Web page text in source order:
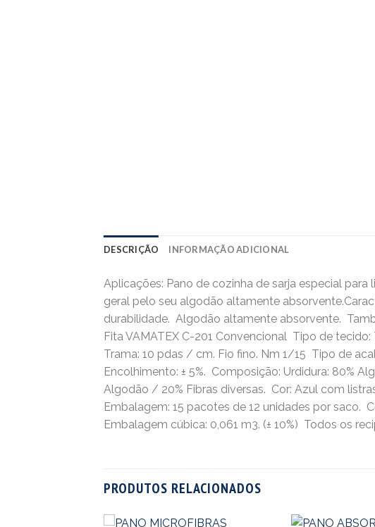
DESCRIÇÃO INFORMAÇÃO ADICIONAL
Aplicações: Pano de cozinha de sarja especial
geral pelo seu algodão altamente
durabilidade.  Algodão altamente absorvente. 
Fita VAMATEX C-201 Convencional  Tipo de
Trama: 10 pdas / cm. Fio fino. Nm 1/15  Tipo de
Encolhimento: ± 5%.  Composição: Urdidura: 80%
Algodão / 20% Fibras diversas.  Cor: Azul com
Embalagem: 15 pacotes de 12 unidades por saco. 
Embalagem cúbica: 0,061 m3. (± 10%)  Todos os
PRODUTOS RELACIONADOS